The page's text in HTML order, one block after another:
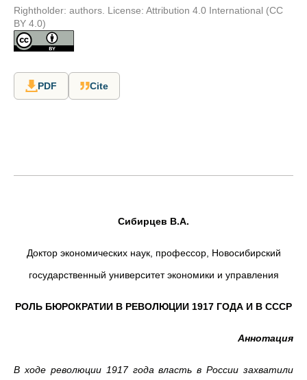
Rightholder: authors. License: Attribution 4.0 International (CC
BY 4.0)
PDF Cite
Сибирцев В.А.
Доктор экономических наук, профессор, Новосибирский
государственный университет экономики и управления
РОЛЬ БЮРОКРАТИИ В РЕВОЛЮЦИИ 1917 ГОДА И В СССР
Аннотация
В ходе революции 1917 года власть в России захватили